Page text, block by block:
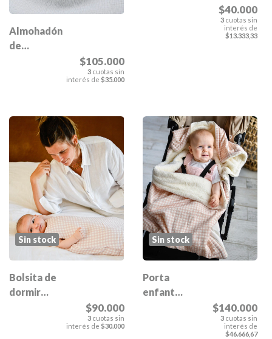
Almohadón
de
$105.000
3cuotas sin
interés de $35.000
$40.000
3 cuotas sin
interés de
$13.333,33
Sin stock
Bolsita de
dormir
$90.000
3cuotas sin
interés de $30.000
Sin stock
Porta
enfant
$140.000
3 cuotas sin
interés de
$46.666,67